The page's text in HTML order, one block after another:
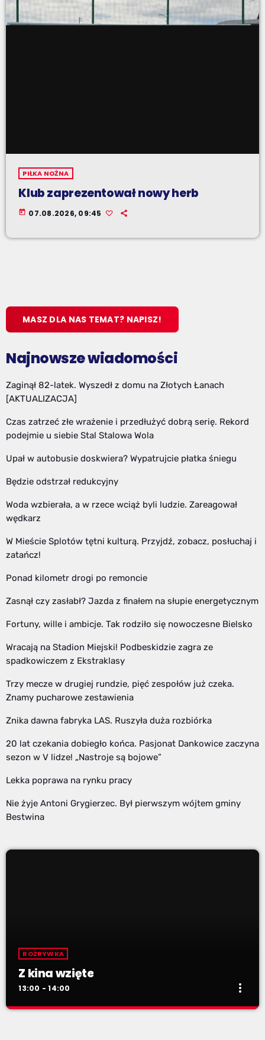
PIŁKA NOŻNA
Klub zaprezentował nowy herb
today 07.08.2026, 09:45
MASZ DLA NAS TEMAT? NAPISZ!
Najnowsze wiadomości
Zaginął 82-latek. Wyszedł z domu na Złotych Łanach
[AKTUALIZACJA]
Czas zatrzeć złe wrażenie i przedłużyć dobrą serię. Rekord
podejmie u siebie Stal Stalowa Wola
Upał w autobusie doskwiera? Wypatrujcie płatka śniegu
Będzie odstrzał redukcyjny
Woda wzbierała, a w rzece wciąż byli ludzie. Zareagował
wędkarz
W Mieście Splotów tętni kulturą. Przyjdź, zobacz, posłuchaj i
zatańcz!
Ponad kilometr drogi po remoncie
Zasnął czy zasłabł? Jazda z finałem na słupie energetycznym
Fortuny, wille i ambicje. Tak rodziło się nowoczesne Bielsko
Wracają na Stadion Miejski! Podbeskidzie zagra ze
spadkowiczem z Ekstraklasy
Trzy mecze w drugiej rundzie, pięć zespołów już czeka.
Znamy pucharowe zestawienia
Znika dawna fabryka LAS. Ruszyła duża rozbiórka
20 lat czekania dobiegło końca. Pasjonat Dankowice zaczyna
sezon w V lidze! „Nastroje są bojowe”
Lekka poprawa na rynku pracy
Nie żyje Antoni Grygierzec. Był pierwszym wójtem gminy
Bestwina
ROZRYWKA
Z kina wzięte
13:00 - 14:00 more_vert